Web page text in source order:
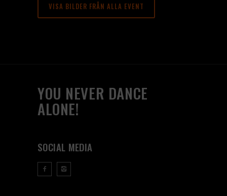
VISA BILDER FRÅN ALLA EVENT
YOU NEVER DANCE
ALONE!
SOCIAL MEDIA